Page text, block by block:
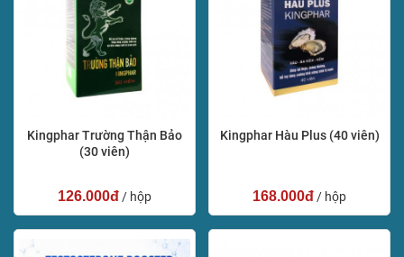
Kingphar Trường Thận Bảo
(30 viên)
126.000đ / hộp
Kingphar Hàu Plus (40 viên)
168.000đ / hộp